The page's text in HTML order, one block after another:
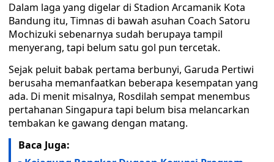
Dalam laga yang digelar di Stadion Arcamanik Kota
Bandung itu, Timnas di bawah asuhan Coach Satoru
Mochizuki sebenarnya sudah berupaya tampil
menyerang, tapi belum satu gol pun tercetak.
Sejak peluit babak pertama berbunyi, Garuda Pertiwi
berusaha memanfaatkan beberapa kesempatan yang
ada. Di menit misalnya, Rosdilah sempat menembus
pertahanan Singapura tapi belum bisa melancarkan
tembakan ke gawang dengan matang.
Baca Juga: